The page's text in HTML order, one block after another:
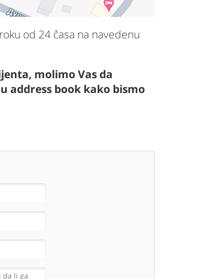
od 24 časa na navedenu
molimo Vas da
address book kako bismo